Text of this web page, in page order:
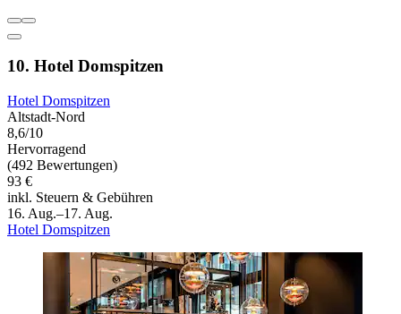
10. Hotel Domspitzen
Hotel Domspitzen
Altstadt-Nord
8,6/10
Hervorragend
(492 Bewertungen)
93 €
inkl. Steuern & Gebühren
16. Aug.–17. Aug.
Hotel Domspitzen